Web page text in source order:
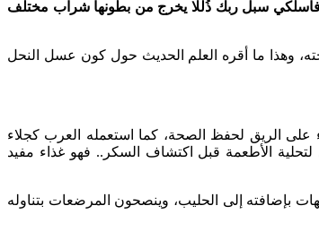
سبل ربك ذُللا يخرج من بطونها شراب مختلف
وهذا ما أقره العلم الحديث حول كون عسل النحل
على الريق لحفظ الصحة، كما استعمله العرب كجلاء
الأطعمة قبل اكتشاف السكر.. فهو غذاء مفيد
بإضافته إلى الحليب، وينصحون المرضعات بتناوله